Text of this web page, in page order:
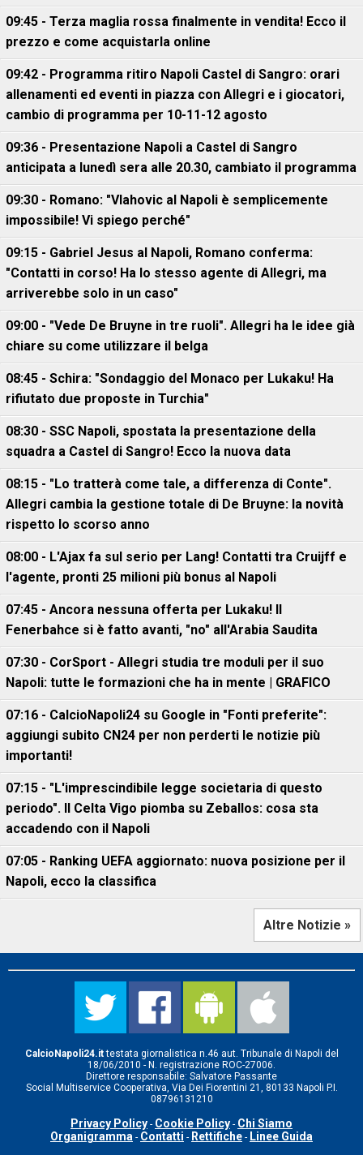
09:45 - Terza maglia rossa finalmente in vendita! Ecco il
prezzo e come acquistarla online
09:42 - Programma ritiro Napoli Castel di Sangro: orari
allenamenti ed eventi in piazza con Allegri e i giocatori,
cambio di programma per 10-11-12 agosto
09:36 - Presentazione Napoli a Castel di Sangro
anticipata a lunedì sera alle 20.30, cambiato il programma
09:30 - Romano: "Vlahovic al Napoli è semplicemente
impossibile! Vi spiego perché"
09:15 - Gabriel Jesus al Napoli, Romano conferma:
"Contatti in corso! Ha lo stesso agente di Allegri, ma
arriverebbe solo in un caso"
09:00 - "Vede De Bruyne in tre ruoli". Allegri ha le idee già
chiare su come utilizzare il belga
08:45 - Schira: "Sondaggio del Monaco per Lukaku! Ha
rifiutato due proposte in Turchia"
08:30 - SSC Napoli, spostata la presentazione della
squadra a Castel di Sangro! Ecco la nuova data
08:15 - "Lo tratterà come tale, a differenza di Conte".
Allegri cambia la gestione totale di De Bruyne: la novità
rispetto lo scorso anno
08:00 - L'Ajax fa sul serio per Lang! Contatti tra Cruijff e
l'agente, pronti 25 milioni più bonus al Napoli
07:45 - Ancora nessuna offerta per Lukaku! Il
Fenerbahce si è fatto avanti, "no" all'Arabia Saudita
07:30 - CorSport - Allegri studia tre moduli per il suo
Napoli: tutte le formazioni che ha in mente | GRAFICO
07:16 - CalcioNapoli24 su Google in "Fonti preferite":
aggiungi subito CN24 per non perderti le notizie più
importanti!
07:15 - "L'imprescindibile legge societaria di questo
periodo". Il Celta Vigo piomba su Zeballos: cosa sta
accadendo con il Napoli
07:05 - Ranking UEFA aggiornato: nuova posizione per il
Napoli, ecco la classifica
Altre Notizie »
CalcioNapoli24.ittestata giornalistica n.46 aut. Tribunale di Napoli del
18/06/2010 - N. registrazione ROC-27006.
Direttore responsabile: Salvatore Passante
Social Multiservice Cooperativa, Via Dei Fiorentini 21, 80133 Napoli P.I.
08796131210
Privacy Policy - Cookie Policy - Chi Siamo
Organigramma - Contatti - Rettifiche - Linee Guida